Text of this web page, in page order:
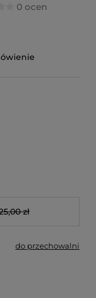
0 ocen
zł
do przechowalni